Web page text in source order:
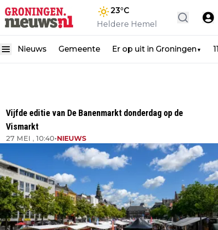
23°C
Heldere Hemel
Nieuws Gemeente Er op uit in Groningen ▼
Vijfde editie van De Banenmarkt donderdag op de
Vismarkt
27 MEI , 10:40•NIEUWS